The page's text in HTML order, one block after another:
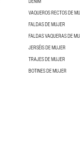
VAQUEROS RECTOS DE
FALDAS DE MUJER
FALDAS VAQUERAS DE
JERSÉIS DE MUJER
TRAJES DE MUJER
BOTINES DE MUJER